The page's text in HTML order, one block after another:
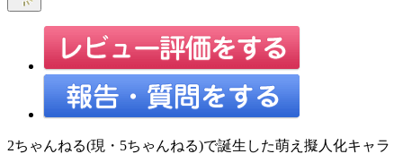
2ちゃんねる(現・5ちゃんねる)で誕生した萌え擬人化キャラ